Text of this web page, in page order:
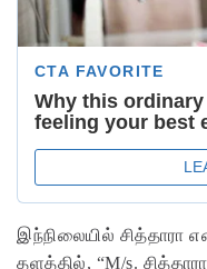
இந்நிலையில்
தளத்தில், “M/s.